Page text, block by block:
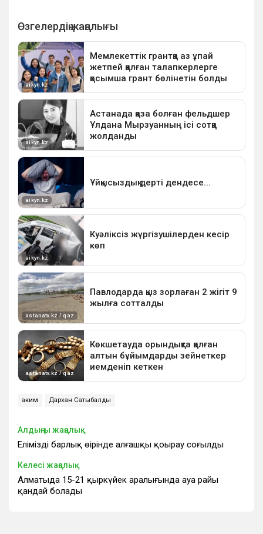
аким Дархан Сатыбалды
Алдыңғы жаңалық
Еліміздің барлық өңірінде алғашқы қоңырау соғылды
Келесі жаңалық
Алматыда 15-21 қыркүйек аралығында ауа райы
қандай болады